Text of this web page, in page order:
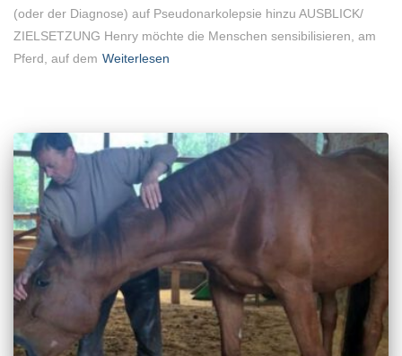
(oder der Diagnose) auf Pseudonarkolepsie hinzu AUSBLICK/
ZIELSETZUNG Henry möchte die Menschen sensibilisieren, am
Pferd, auf dem Weiterlesen